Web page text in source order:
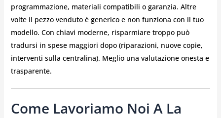
programmazione, materiali compatibili o garanzia. Altre
volte il pezzo venduto è generico e non funziona con il tuo
modello. Con chiavi moderne, risparmiare troppo può
tradursi in spese maggiori dopo (riparazioni, nuove copie,
interventi sulla centralina). Meglio una valutazione onesta e
trasparente.
Come Lavoriamo Noi A La